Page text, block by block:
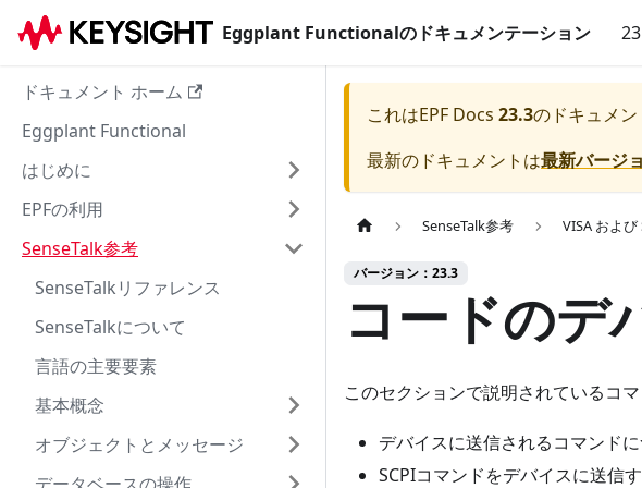
Eggplant Functionalのドキュメンテーション
ドキュメント ホーム
Eggplant Functional
はじめに
EPFの利用
SenseTalk参考
SenseTalkリファレンス
SenseTalkについて
言語の主要要素
基本概念
オブジェクトとメッセージ
これはEPF Docs 23.3のドキュメン
最新のドキュメントは最新バージ
SenseTalk参考 VISA およ
バージョン：23.3
コードのデ
このセクションで説明されているコ
デバイスに送信されるコマンド
SCPIコマンドをデバイスに送信